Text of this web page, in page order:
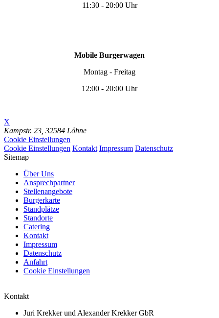
11:30 - 20:00 Uhr
Mobile Burgerwagen
Montag - Freitag
12:00 - 20:00 Uhr
X
Kampstr. 23, 32584 Löhne
Cookie Einstellungen
Cookie Einstellungen Kontakt Impressum Datenschutz
Sitemap
Über Uns
Ansprechpartner
Stellenangebote
Burgerkarte
Standplätze
Standorte
Catering
Kontakt
Impressum
Datenschutz
Anfahrt
Cookie Einstellungen
Kontakt
Juri Krekker und Alexander Krekker GbR